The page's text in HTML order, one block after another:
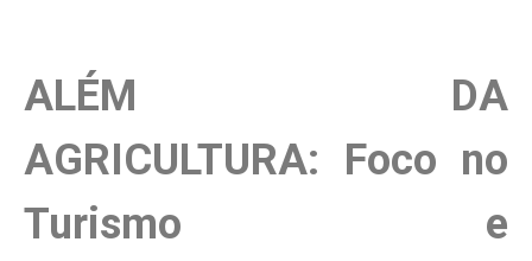
ALÉM DA
AGRICULTURA: Foco no
Turismo e